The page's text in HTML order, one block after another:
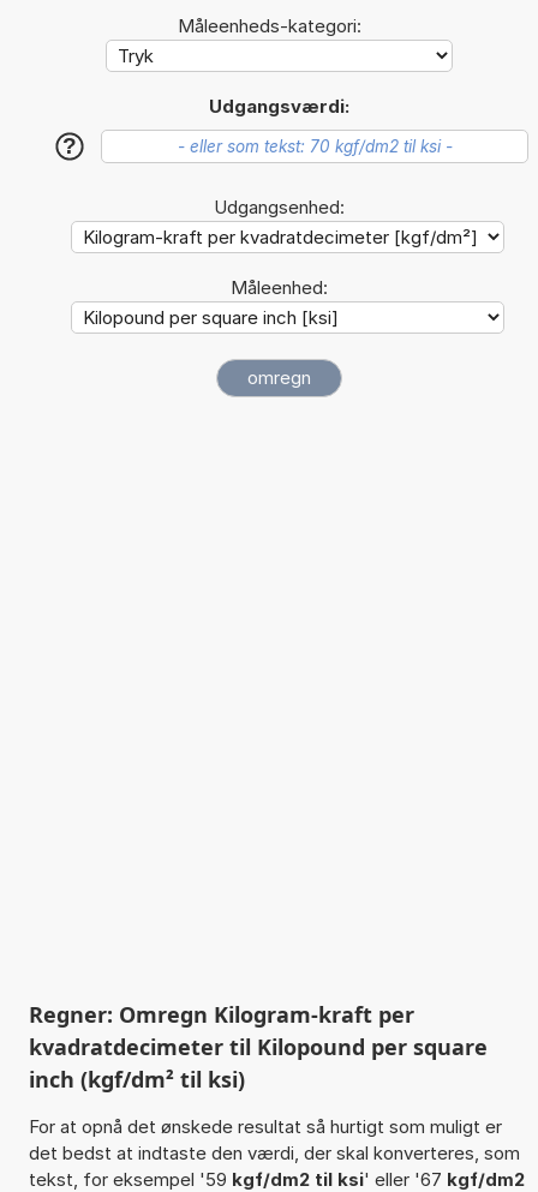
Måleenheds-kategori:
Udgangsværdi:
?
Udgangsenhed:
Måleenhed:
Regner: Omregn Kilogram-kraft per
kvadratdecimeter til Kilopound per square
inch (kgf/dm² til ksi)
For at opnå det ønskede resultat så hurtigt som muligt er
det bedst at indtaste den værdi, der skal konverteres, som
tekst, for eksempel '59 kgf/dm2 til ksi' eller '67 kgf/dm2